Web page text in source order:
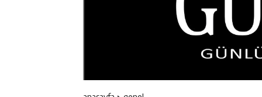
12:16 Kaymakam
Geleceğin